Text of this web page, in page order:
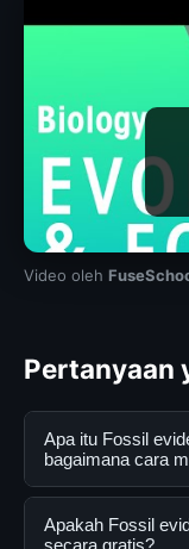
Video oleh
Pertanyaan
Apa itu Fossil
bagaimana cara
Fossil evidence
Apakah Fossil